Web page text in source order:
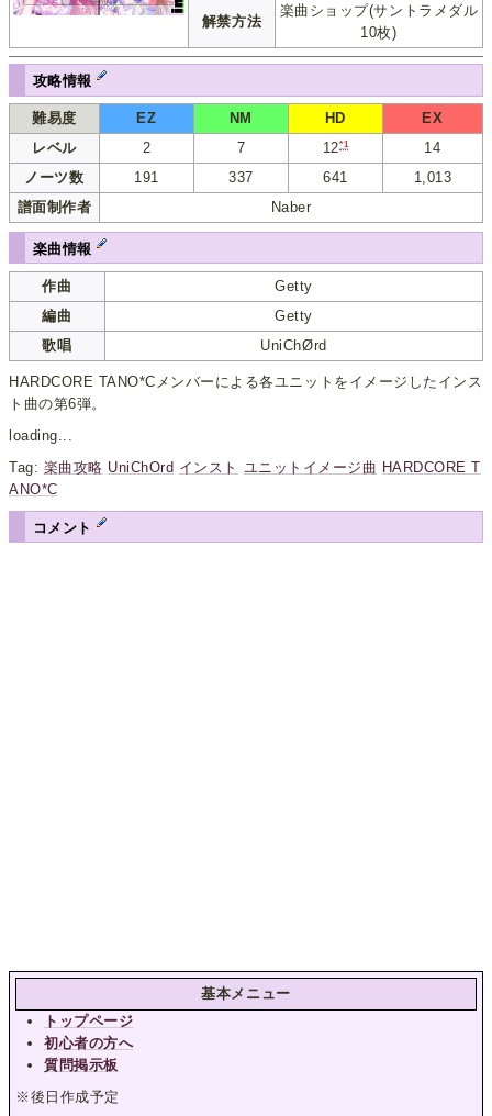
解禁方法
楽曲ショップ(サントラメダル
10枚)
攻略情報
難易度 EZ NM HD
EX
レベル
2 7 12*1
14
ノーツ数
191 337 641
1,013
譜面制作者
Naber
楽曲情報
作曲
Getty
編曲
Getty
歌唱
UniChØrd
HARDCORE TANO*Cメンバーによる各ユニットをイメージしたインス
ト曲の第6弾。
loading...
Tag: 楽曲攻略 UniChOrd インスト ユニットイメージ曲 HARDCORE T
ANO*C
コメント
基本メニュー
トップページ
初心者の方へ
質問掲示板
※後日作成予定